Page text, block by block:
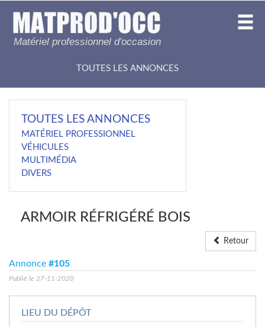
Matériel professionnel d'occasion
TOUTES LES ANNONCES
TOUTES LES ANNONCES
MATÉRIEL PROFESSIONNEL
VÉHICULES
MULTIMÉDIA
DIVERS
ARMOIR RÉFRIGÉRÉ BOIS
Retour
Annonce #105
Publié le 27-11-2020
LIEU DU DÉPÔT